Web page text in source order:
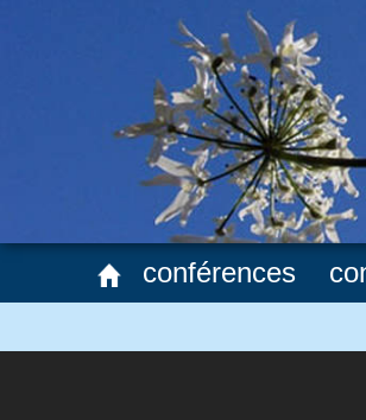
conférences